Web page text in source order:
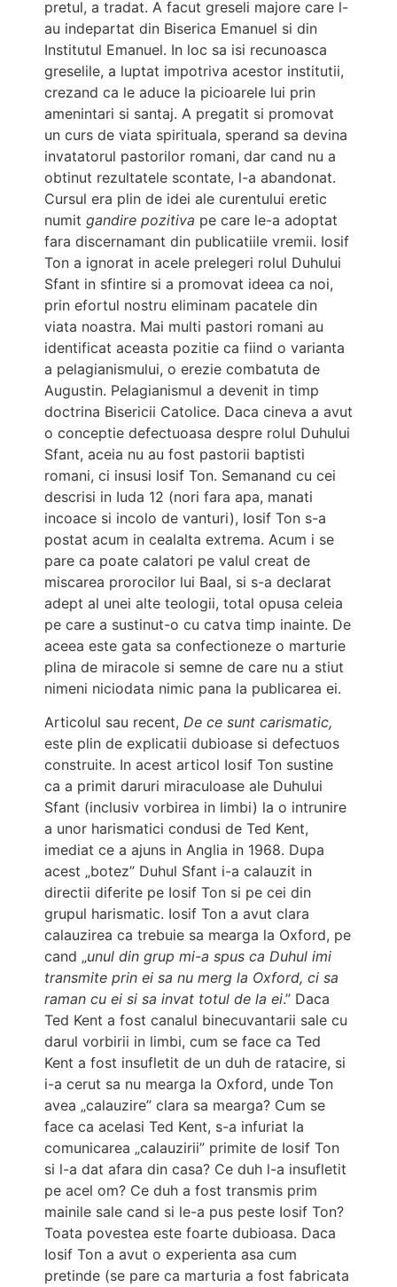
pretul, a tradat. A facut greseli majore care l-
au indepartat din Biserica Emanuel si din
Institutul Emanuel. In loc sa isi recunoasca
greselile, a luptat impotriva acestor institutii,
crezand ca le aduce la picioarele lui prin
amenintari si santaj. A pregatit si promovat
un curs de viata spirituala, sperand sa devina
invatatorul pastorilor romani, dar cand nu a
obtinut rezultatele scontate, l-a abandonat.
Cursul era plin de idei ale curentului eretic
numit gandire pozitiva pe care le-a adoptat
fara discernamant din publicatiile vremii. Iosif
Ton a ignorat in acele prelegeri rolul Duhului
Sfant in sfintire si a promovat ideea ca noi,
prin efortul nostru eliminam pacatele din
viata noastra. Mai multi pastori romani au
identificat aceasta pozitie ca fiind o varianta
a pelagianismului, o erezie combatuta de
Augustin. Pelagianismul a devenit in timp
doctrina Bisericii Catolice. Daca cineva a avut
o conceptie defectuoasa despre rolul Duhului
Sfant, aceia nu au fost pastorii baptisti
romani, ci insusi Iosif Ton. Semanand cu cei
descrisi in Iuda 12 (nori fara apa, manati
incoace si incolo de vanturi), Iosif Ton s-a
postat acum in cealalta extrema. Acum i se
pare ca poate calatori pe valul creat de
miscarea prorocilor lui Baal, si s-a declarat
adept al unei alte teologii, total opusa celeia
pe care a sustinut-o cu catva timp inainte. De
aceea este gata sa confectioneze o marturie
plina de miracole si semne de care nu a stiut
nimeni niciodata nimic pana la publicarea ei.
Articolul sau recent, De ce sunt carismatic,
este plin de explicatii dubioase si defectuos
construite. In acest articol Iosif Ton sustine
ca a primit daruri miraculoase ale Duhului
Sfant (inclusiv vorbirea in limbi) la o intrunire
a unor harismatici condusi de Ted Kent,
imediat ce a ajuns in Anglia in 1968. Dupa
acest „botez” Duhul Sfant i-a calauzit in
directii diferite pe Iosif Ton si pe cei din
grupul harismatic. Iosif Ton a avut clara
calauzirea ca trebuie sa mearga la Oxford, pe
cand „unul din grup mi-a spus ca Duhul imi
transmite prin ei sa nu merg la Oxford, ci sa
raman cu ei si sa invat totul de la ei.” Daca
Ted Kent a fost canalul binecuvantarii sale cu
darul vorbirii in limbi, cum se face ca Ted
Kent a fost insufletit de un duh de ratacire, si
i-a cerut sa nu mearga la Oxford, unde Ton
avea „calauzire” clara sa mearga? Cum se
face ca acelasi Ted Kent, s-a infuriat la
comunicarea „calauzirii” primite de Iosif Ton
si l-a dat afara din casa? Ce duh l-a insufletit
pe acel om? Ce duh a fost transmis prim
mainile sale cand si le-a pus peste Iosif Ton?
Toata povestea este foarte dubioasa. Daca
Iosif Ton a avut o experienta asa cum
pretinde (se pare ca marturia a fost fabricata